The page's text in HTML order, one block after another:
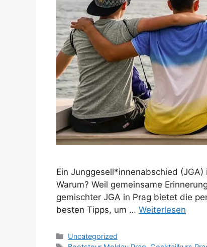
Ein Junggesell*innenabschied
Warum? Weil gemeinsame
gemischter JGA in Prag bietet die
besten Tipps, um … Weiterlesen
Kategorien
Uncategorized